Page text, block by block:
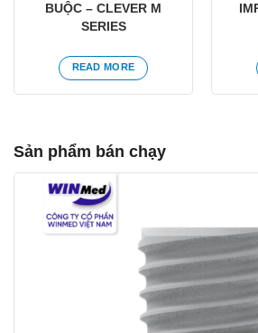
BUỘC – CLEVER M
SERIES
READ MORE
Sản phẩm bán chạy